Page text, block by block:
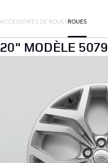
ACCESSOIRES DE ROUESROUES
20" MODÈLE 5079